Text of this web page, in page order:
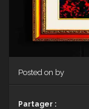
Posted on by
Partager :